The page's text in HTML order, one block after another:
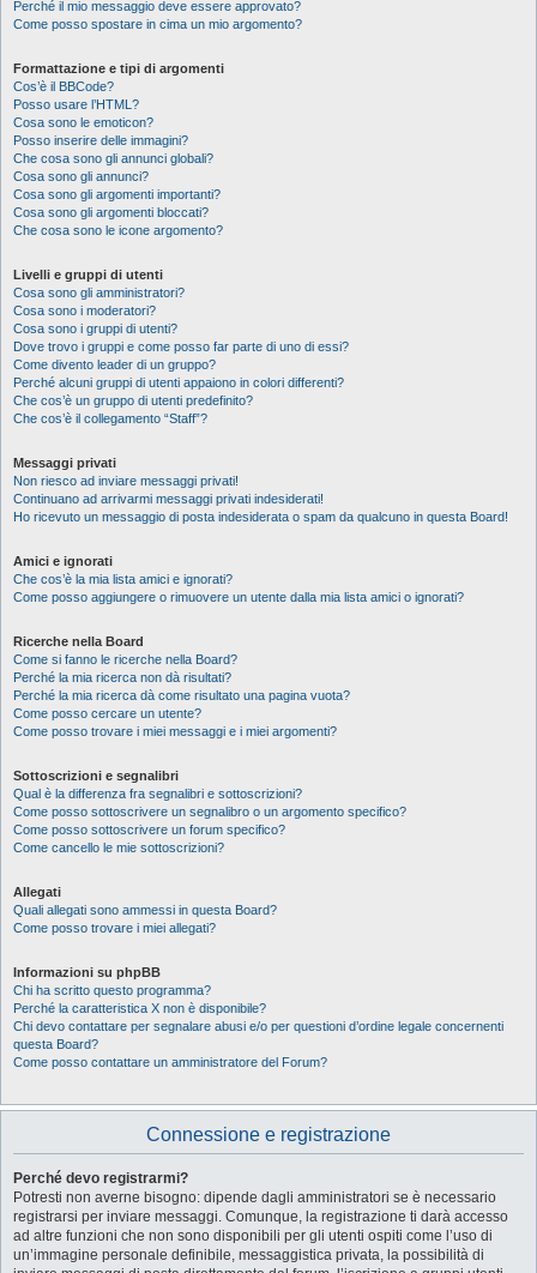
Perché il mio messaggio deve essere approvato?
Come posso spostare in cima un mio argomento?
Formattazione e tipi di argomenti
Cos’è il BBCode?
Posso usare l’HTML?
Cosa sono le emoticon?
Posso inserire delle immagini?
Che cosa sono gli annunci globali?
Cosa sono gli annunci?
Cosa sono gli argomenti importanti?
Cosa sono gli argomenti bloccati?
Che cosa sono le icone argomento?
Livelli e gruppi di utenti
Cosa sono gli amministratori?
Cosa sono i moderatori?
Cosa sono i gruppi di utenti?
Dove trovo i gruppi e come posso far parte di uno di essi?
Come divento leader di un gruppo?
Perché alcuni gruppi di utenti appaiono in colori differenti?
Che cos’è un gruppo di utenti predefinito?
Che cos’è il collegamento “Staff”?
Messaggi privati
Non riesco ad inviare messaggi privati!
Continuano ad arrivarmi messaggi privati indesiderati!
Ho ricevuto un messaggio di posta indesiderata o spam da qualcuno in questa Board!
Amici e ignorati
Che cos’è la mia lista amici e ignorati?
Come posso aggiungere o rimuovere un utente dalla mia lista amici o ignorati?
Ricerche nella Board
Come si fanno le ricerche nella Board?
Perché la mia ricerca non dà risultati?
Perché la mia ricerca dà come risultato una pagina vuota?
Come posso cercare un utente?
Come posso trovare i miei messaggi e i miei argomenti?
Sottoscrizioni e segnalibri
Qual è la differenza fra segnalibri e sottoscrizioni?
Come posso sottoscrivere un segnalibro o un argomento specifico?
Come posso sottoscrivere un forum specifico?
Come cancello le mie sottoscrizioni?
Allegati
Quali allegati sono ammessi in questa Board?
Come posso trovare i miei allegati?
Informazioni su phpBB
Chi ha scritto questo programma?
Perché la caratteristica X non è disponibile?
Chi devo contattare per segnalare abusi e/o per questioni d’ordine legale concernenti
questa Board?
Come posso contattare un amministratore del Forum?
Connessione e registrazione
Perché devo registrarmi?
Potresti non averne bisogno: dipende dagli amministratori se è necessario
registrarsi per inviare messaggi. Comunque, la registrazione ti darà accesso
ad altre funzioni che non sono disponibili per gli utenti ospiti come l’uso di
un’immagine personale definibile, messaggistica privata, la possibilità di